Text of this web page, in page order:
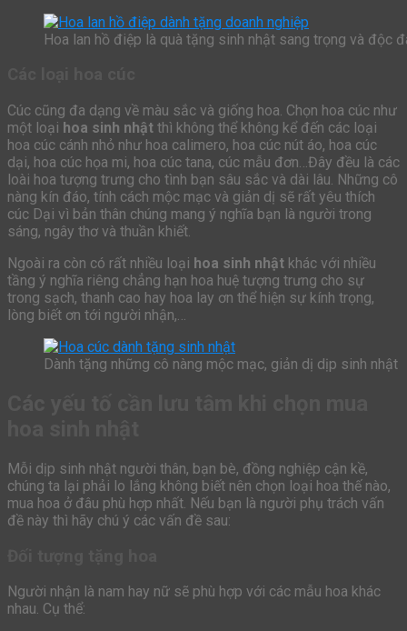
Hoa lan hồ điệp là quà tặng sinh nhật sang trọng và độc
Cúc cũng đa dạng về màu sắc và giống hoa. Chọn hoa cúc như
một loại hoa sinh nhật thì không thể không kể đến các loại
hoa cúc cánh nhỏ như hoa calimero, hoa cúc nút áo, hoa cúc
dại, hoa cúc họa mi, hoa cúc tana, cúc mẫu đơn…Đây đều là các
loài hoa tượng trưng cho tình bạn sâu sắc và dài lâu. Những cô
nàng kín đáo, tính cách mộc mạc và giản dị sẽ rất yêu thích
cúc Dại vì bản thân chúng mang ý nghĩa bạn là người trong
sáng, ngây thơ và thuần khiết.
Ngoài ra còn có rất nhiều loại hoa sinh nhật khác với nhiều
tầng ý nghĩa riêng chẳng hạn hoa huệ tượng trưng cho sự
trong sạch, thanh cao hay hoa lay ơn thể hiện sự kính trọng,
lòng biết ơn tới người nhận,…
Dành tặng những cô nàng mộc mạc, giản dị dịp sinh nhật
Mỗi dịp sinh nhật người thân, bạn bè, đồng nghiệp cận kề,
chúng ta lại phải lo lắng không biết nên chọn loại hoa thế nào,
mua hoa ở đâu phù hợp nhất. Nếu bạn là người phụ trách vấn
đề này thì hãy chú ý các vấn đề sau:
Người nhận là nam hay nữ sẽ phù hợp với các mẫu hoa khác
nhau. Cụ thể: